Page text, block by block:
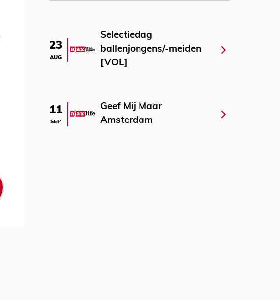
23
AUG
Selectiedag
ballenjongens/-meiden
[VOL]
11
SEP
Geef Mij Maar
Amsterdam